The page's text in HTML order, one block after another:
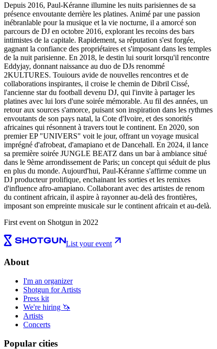
Depuis 2016, Paul-Kéranne illumine les nuits parisiennes de sa
présence envoutante derrière les platines. Animé par une passion
inébranlable pour la musique et la vie nocturne, il a amorcé son
parcours de DJ en octobre 2016, explorant les recoins des bars
intimistes de la capitale. Rapidement, sa réputation s'est forgée,
gagnant la confiance des propriétaires et s'imposant dans les temples
de la nuit parisienne. En 2018, le destin lui sourit lorsqu'il rencontre
Eddyjay, donnant naissance au duo de DJs renommé
2KULTURES. Touiours avide de nouvelles rencontres et de
collaborations inspirantes, il croise le chemin de Dibril Cissé,
l'ancienne star du football devenu DJ, qui l'invite à partager les
platines avec lui lors d'une soirée mémorable. Au fil des années, un
retour aux sources s'amorce, puisant son inspiration dans les rythmes
envoutants de son pays natal, la Cote d'Ivoire, et des sonorités
africaines qui résonnent à travers tout le continent. En 2020, son
premier EP "UNIVERS" voit le jour, offrant un voyage musical
imprégné d'afrobeat, d'amapiano et de Dancehall. En 2024, il lance
sa première soirée JUNGLE BEATZ dans un bar à ambiance situé
dans le 9ème arrondissement de Paris; un concept qui séduit de plus
en plus du monde. Aujourd'hui, Paul-Kéranne s'affirme comme un
DJ producteur prolifique, enchainant les sorties et les remixes
d'influence afro-amapiano. Collaborant avec des artistes de renom
du continent africain, il aspire à rayonner au-delà des frontières,
imposant son empreinte musicale sur le continent africain et au-delà.
First event on Shotgun in 2022
List your event
About
I'm an organizer
Shotgun for Artists
Press kit
We're hiring 🦄
Artists
Concerts
Popular cities